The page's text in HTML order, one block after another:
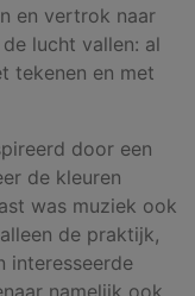
en vertrok naar
lucht vallen: al
tekenen en met
door een
de kleuren
was muziek ook
de praktijk,
interesseerde
namelijk ook